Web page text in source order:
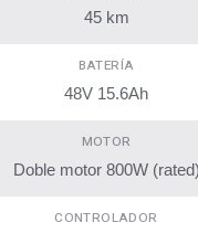
45 km
BATERÍA
48V 15.6Ah
MOTOR
Doble motor 800W (rated)
CONTROLADOR